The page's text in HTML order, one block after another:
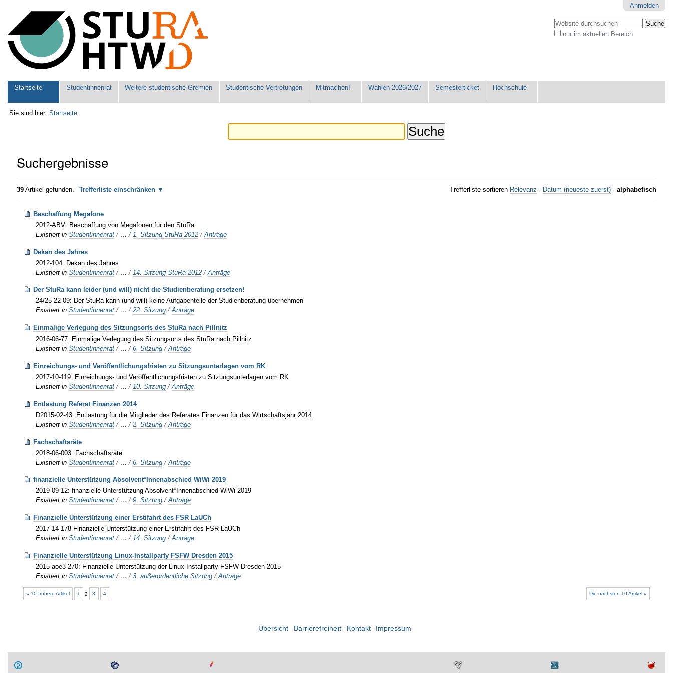
Werkzeuge
Anmelden
Website durchsuchen
nur im aktuellen Bereich
Sektionen
Startseite Studentinnenrat Weitere studentische Gremien Studentische Vertretungen Mitmachen! Wahlen 2026/2027 Semesterticket Hochschule
Sie sind hier: Startseite
Suchergebnisse
39 Artikel gefunden. Trefferliste einschränken Trefferliste sortieren Relevanz · Datum (neueste zuerst) · alphabetisch
Beschaffung Megafone
2012-ABV: Beschaffung von Megafonen für den StuRa
Existiert in Studentinnenrat / …/ 1. Sitzung StuRa 2012 /Anträge
Dekan des Jahres
2012-104: Dekan des Jahres
Existiert in Studentinnenrat / …/ 14. Sitzung StuRa 2012 /Anträge
Der StuRa kann leider (und will) nicht die Studienberatung ersetzen!
24/25-22-09: Der StuRa kann (und will) keine Aufgabenteile der Studienberatung übernehmen
Existiert in Studentinnenrat / …/22. Sitzung /Anträge
Einmalige Verlegung des Sitzungsorts des StuRa nach Pillnitz
2016-06-77: Einmalige Verlegung des Sitzungsorts des StuRa nach Pillnitz
Existiert in Studentinnenrat / …/6. Sitzung /Anträge
Einreichungs- und Veröffentlichungsfristen zu Sitzungsunterlagen vom RK
2017-10-119: Einreichungs- und Veröffentlichungsfristen zu Sitzungsunterlagen vom RK
Existiert in Studentinnenrat / …/ 10. Sitzung /Anträge
Entlastung Referat Finanzen 2014
D2015-02-43: Entlastung für die Mitglieder des Referates Finanzen für das Wirtschaftsjahr 2014.
Existiert in Studentinnenrat / …/2. Sitzung /Anträge
Fachschaftsräte
2018-06-003: Fachschaftsräte
Existiert in Studentinnenrat / …/6. Sitzung /Anträge
finanzielle Unterstützung Absolvent*Innenabschied WiWi 2019
2019-09-12: finanzielle Unterstützung Absolvent*Innenabschied WiWi 2019
Existiert in Studentinnenrat / …/9. Sitzung /Anträge
Finanzielle Unterstützung einer Erstifahrt des FSR LaUCh
2017-14-178 Finanzielle Unterstützung einer Erstifahrt des FSR LaUCh
Existiert in Studentinnenrat / …/14. Sitzung /Anträge
Finanzielle Unterstützung Linux-Installparty FSFW Dresden 2015
2015-aoe3-270: Finanzielle Unterstützung der Linux-Installparty FSFW Dresden 2015
Existiert in Studentinnenrat / …/3. außerordentliche Sitzung /Anträge
« 10 frühere Artikel Die nächsten 10 Artikel »
1 2 3 4
Übersicht Barrierefreiheit Kontakt Impressum